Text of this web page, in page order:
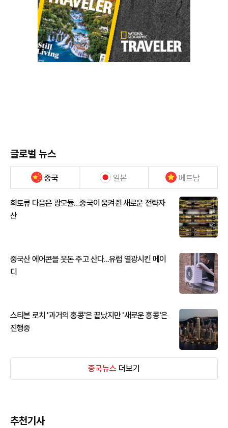
글로벌 뉴스
중국 일본 베트남
희토류 다음은 광모듈…중국이 움켜쥔 새로운 전략자
산
중국산 에어콘을 웃돈 주고 산다...유럽 열광시킨 메이
디
스티븐 로치 '과거의 홍콩'은 끝났지만 '새로운 홍콩'은
진행중
중국뉴스 더보기
추천기사